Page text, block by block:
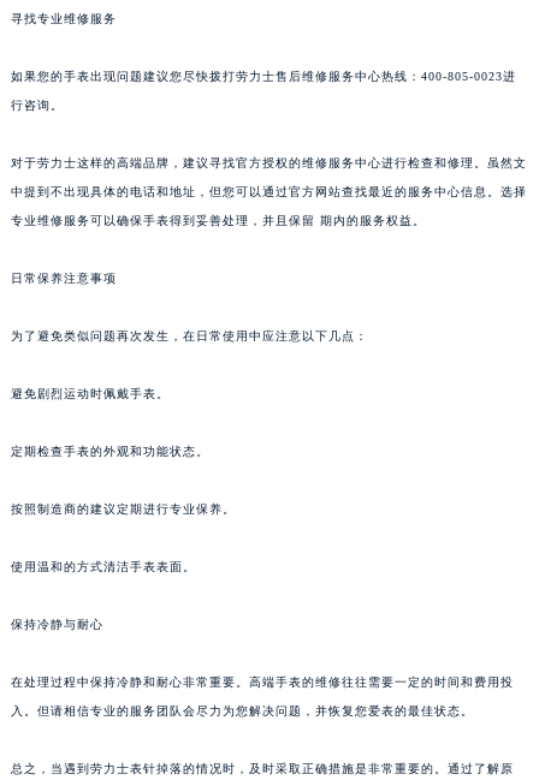
寻找专业维修服务
如果您的手表出现问题建议您尽快拨打劳力士售后维修服务中心热线：400-805-0023进
行咨询。
对于劳力士这样的高端品牌，建议寻找官方授权的维修服务中心进行检查和修理。虽然文
中提到不出现具体的电话和地址，但您可以通过官方网站查找最近的服务中心信息。选择
专业维修服务可以确保手表得到妥善处理，并且保留 期内的服务权益。
日常保养注意事项
为了避免类似问题再次发生，在日常使用中应注意以下几点：
避免剧烈运动时佩戴手表。
定期检查手表的外观和功能状态。
按照制造商的建议定期进行专业保养。
使用温和的方式清洁手表表面。
保持冷静与耐心
在处理过程中保持冷静和耐心非常重要。高端手表的维修往往需要一定的时间和费用投
入。但请相信专业的服务团队会尽力为您解决问题，并恢复您爱表的最佳状态。
总之，当遇到劳力士表针掉落的情况时，及时采取正确措施是非常重要的。通过了解原